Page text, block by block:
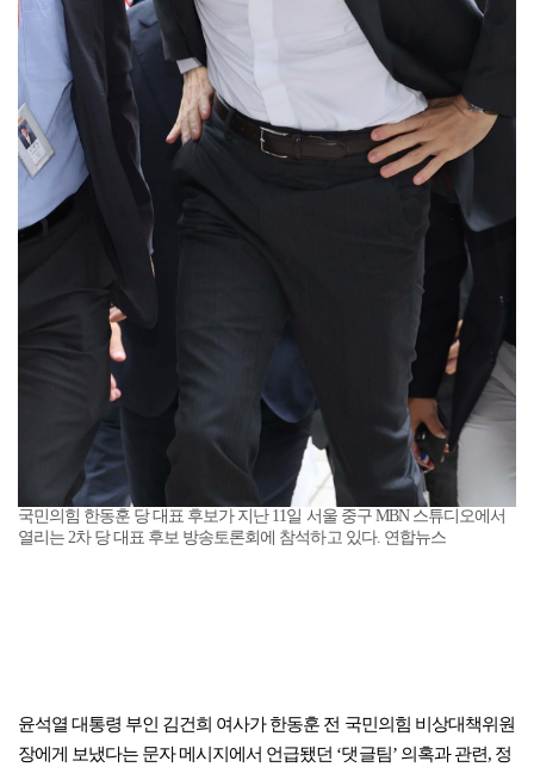
국민의힘 한동훈 당 대표 후보가 지난 11일 서울 중구 MBN 스튜디오에서
열리는 2차 당 대표 후보 방송토론회에 참석하고 있다. 연합뉴스
윤석열 대통령 부인 김건희 여사가 한동훈 전 국민의힘 비상대책위원
장에게 보냈다는 문자 메시지에서 언급됐던 ‘댓글팀’ 의혹과 관련, 정